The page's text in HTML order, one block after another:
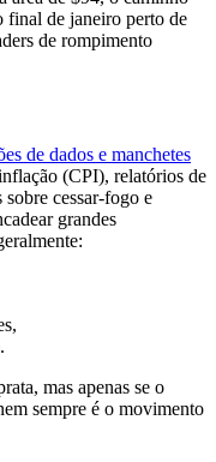
final de janeiro perto de
de rompimento
de dados e manchetes
(CPI), relatórios de
sobre cessar-fogo e
grandes
mas apenas se o
sempre é o movimento